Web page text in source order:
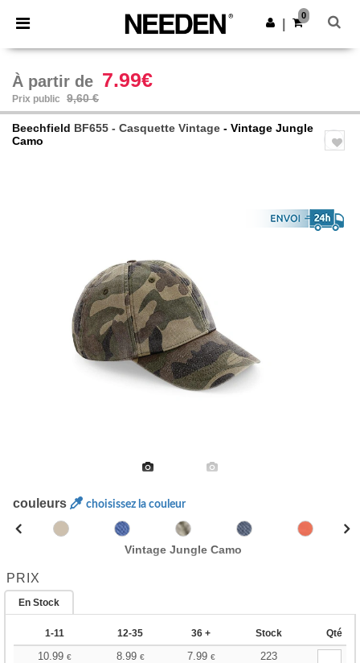
× Appli Needen
Meilleurs prix sur l’app !
Obtenir l'appli
0
À partir de 7.99€
Prix public 9,60 €
Beechfield BF655 - Casquette Vintage - Vintage Jungle
Camo
couleurs choisissez la couleur
Vintage Jungle Camo
PRIX
En Stock
1-11 12-35 36 + Stock Qté
10.99 € 8.99 € 7.99 € 223